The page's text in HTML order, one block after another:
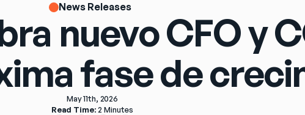
News Releases
nuevo CFO y
fase de
May 11th, 2026
Read Time: 2 Minutes